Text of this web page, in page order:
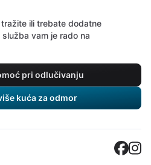
ili trebate dodatne
vam je rado na
pri odlučivanju
kuća za odmor